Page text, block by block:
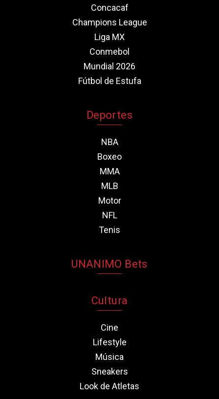
Concacaf
Champions League
Liga MX
Conmebol
Mundial 2026
Fútbol de Estufa
Deportes
NBA
Boxeo
MMA
MLB
Motor
NFL
Tenis
UNANIMO Bets
Cultura
Cine
Lifestyle
Música
Sneakers
Look de Atletas